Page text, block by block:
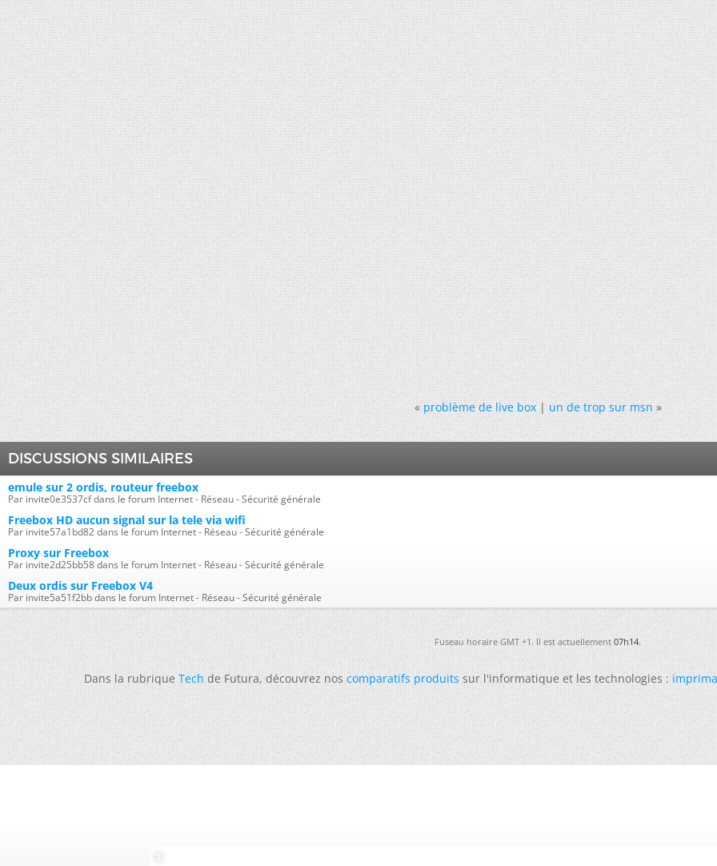
« problème de live box|un de trop sur msn »
DISCUSSIONS SIMILAIRES
emule sur 2 ordis, routeur freebox
Par invite0e3537cf dans le forum Internet - Réseau - Sécurité générale
Freebox HD aucun signal sur la tele via wifi
Par invite57a1bd82 dans le forum Internet - Réseau - Sécurité générale
Proxy sur Freebox
Par invite2d25bb58 dans le forum Internet - Réseau - Sécurité générale
Deux ordis sur Freebox V4
Par invite5a51f2bb dans le forum Internet - Réseau - Sécurité générale
Fuseau horaire GMT +1. Il est actuellement07h14.
Dans la rubriqueTechde Futura, découvrez noscomparatifs produitssur l'informatique et les technologies :